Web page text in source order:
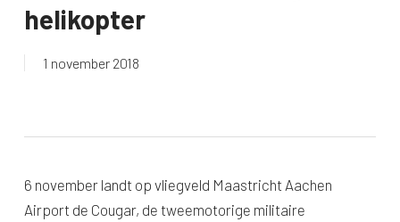
helikopter
1 november 2018
6 november landt op vliegveld Maastricht Aachen
Airport de Cougar, de tweemotorige militaire